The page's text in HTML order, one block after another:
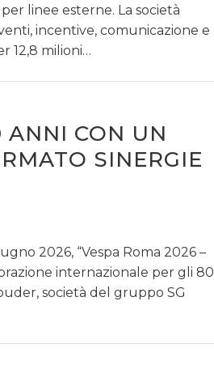
linee esterne. La società
incentive, comunicazione e
12,8 milioni…
ANNI CON UN
SINERGIE
2026, “Vespa Roma 2026 –
internazionale per gli 80
società del gruppo SG